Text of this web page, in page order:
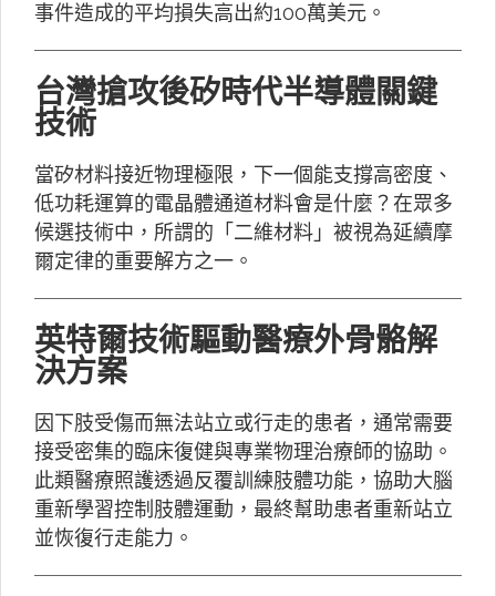
事件造成的平均損失高出約100萬美元。
台灣搶攻後矽時代半導體關鍵
技術
當矽材料接近物理極限，下一個能支撐高密度、
低功耗運算的電晶體通道材料會是什麼？在眾多
候選技術中，所謂的「二維材料」被視為延續摩
爾定律的重要解方之一。
英特爾技術驅動醫療外骨骼解
決方案
因下肢受傷而無法站立或行走的患者，通常需要
接受密集的臨床復健與專業物理治療師的協助。
此類醫療照護透過反覆訓練肢體功能，協助大腦
重新學習控制肢體運動，最終幫助患者重新站立
並恢復行走能力。